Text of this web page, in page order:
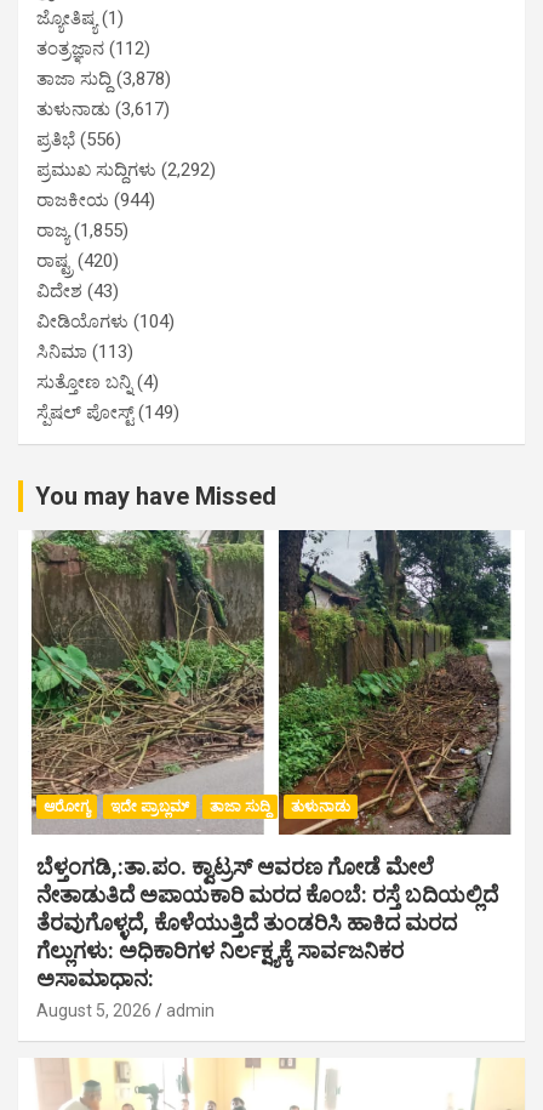
ಜ್ಯೋತಿಷ್ಯ(1)
ತಂತ್ರಜ್ಞಾನ (112)
ತಾಜಾ ಸುದ್ದಿ (3,878)
ತುಳುನಾಡು (3,617)
ಪ್ರತಿಭೆ (556)
ಪ್ರಮುಖ ಸುದ್ದಿಗಳು (2,292)
ರಾಜಕೀಯ (944)
ರಾಜ್ಯ(1,855)
ರಾಷ್ಟ್ರ (420)
ವಿದೇಶ (43)
ವೀಡಿಯೊಗಳು (104)
ಸಿನಿಮಾ (113)
ಸುತ್ತೋಣ ಬನ್ನಿ(4)
ಸ್ಪೆಷಲ್ ಪೋಸ್ಟ್(149)
You may have Missed
ಆರೋಗ್ಯ ಇದೇ ಪ್ರಾಬ್ಲಮ್ ತಾಜಾ ಸುದ್ದಿ ತುಳುನಾಡು
ಬೆಳ್ತಂಗಡಿ,:ತಾ.ಪಂ‌. ಕ್ವಾಟ್ರಸ್ ಆವರಣ ಗೋಡೆ ಮೇಲೆ
ನೇತಾಡುತಿದೆ ಅಪಾಯಕಾರಿ ಮರದ ಕೊಂಬೆ: ರಸ್ತೆ ಬದಿಯಲ್ಲಿದೆ
ತೆರವುಗೊಳ್ಳದೆ, ಕೊಳೆಯುತ್ತಿದೆ ತುಂಡರಿಸಿ ಹಾಕಿದ ಮರದ
ಗೆಲ್ಲುಗಳು: ಅಧಿಕಾರಿಗಳ ನಿರ್ಲಕ್ಷ್ಯಕ್ಕೆ ಸಾರ್ವಜನಿಕರ
ಅಸಾಮಾಧಾನ:
August 5, 2026 admin